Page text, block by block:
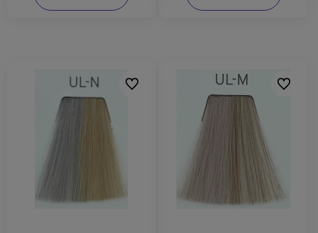
Do ulubionych Do